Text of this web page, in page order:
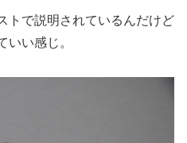
トで説明されているんだけど
いい感じ。